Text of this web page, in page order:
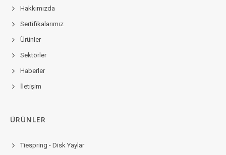
Hakkımızda
Sertifikalarımız
Ürünler
Sektörler
Haberler
İletişim
ÜRÜNLER
Tiespring - Disk Yaylar